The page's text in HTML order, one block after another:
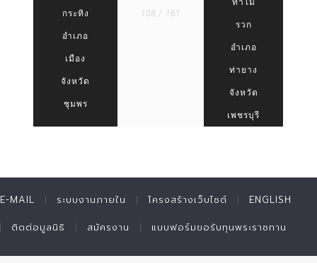
กระทิง
อำเภอ
เมือง
จังหวัด
ชุมพร
108 / 161
ท่าไม้
รวก
อำเภอ
ท่ายาง
จังหวัด
เพชรบุรี
E-MAIL ระบบงานภายใน โครงสร้างเว็บไซต์ ENGLISH
ติดต่อมูลนิธิ สมัครงาน แบบฟอร์มขอรับทุนพระราชทาน